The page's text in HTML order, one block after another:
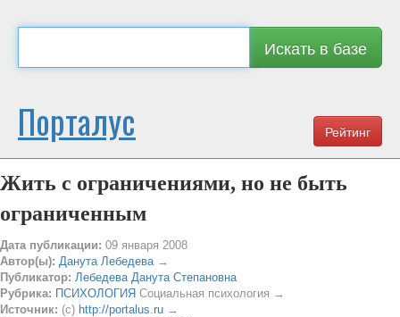
Искать в базе
Рейтинг
Порталус
Жить с ограничениями, но не быть
ограниченным
Дата публикации: 09 января 2008
Автор(ы): Данута Лебедева→
Публикатор: Лебедева Данута Степановна
Рубрика: ПСИХОЛОГИЯ Социальная психология →
Источник: (c) http://portalus.ru →